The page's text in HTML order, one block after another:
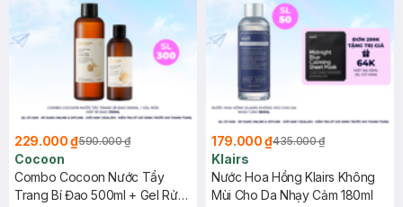
229.000 ₫590.000 ₫
Cocoon
Combo Cocoon Nước Tẩy
Trang Bí Đao 500ml + Gel Rửa
179.000 ₫435.000 ₫
Klairs
Nước Hoa Hồng Klairs Không
Mùi Cho Da Nhạy Cảm 180ml